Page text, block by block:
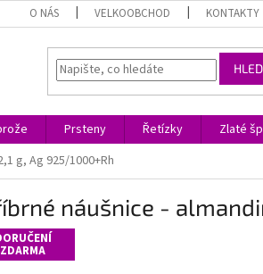
O NÁS VELKOOBCHOD KONTAKTY
Prsteny Řetízky Zlaté
g, Ag 925/1000+Rh
náušnice -
ZDARMA